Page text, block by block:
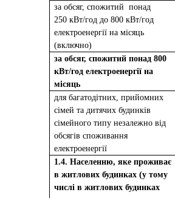
за обсяг, спожитий
понад
250 кВт/год до 800 кВт/год
електроенергії на місяць
(включно)
за обсяг, спожитий понад 800
кВт/год електроенергії на
місяць
для багатодітних, прийомних
сімей та дитячих будинків
сімейного типу незалежно від
обсягів споживання
електроенергії
1.4. Населенню, яке проживає
в житлових будинках (у тому
числі в житлових будинках